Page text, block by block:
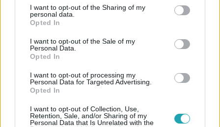
not limited to your visit or usage behaviour. You may click to
grant or deny consent to Google and its third-party tags to
use your data for below specified purposes in below Google
consent section.
I want to opt-out of the Sharing of my
personal data.
Opted In
I want to opt-out of the Sale of my
Personal Data.
Opted In
I want to opt-out of processing my
Personal Data for Targeted Advertising.
Opted In
I want to opt-out of Collection, Use,
Retention, Sale, and/or Sharing of my
Personal Data that Is Unrelated with the
AZ ÁRULÓK – GYILKOSSÁG A KASTÉLYBAN
EXTRA VIDEÓK #FEICHTINGER DÁNIEL VIDEÓ
AZ ÁRULÓK 3. ÉVAD